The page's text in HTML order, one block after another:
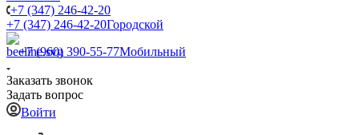
+7 (347) 246-42-20
+7 (347) 246-42-20Городской
+7 (960) 390-55-77Мобильный
Заказать звонок
Задать вопрос
Войти